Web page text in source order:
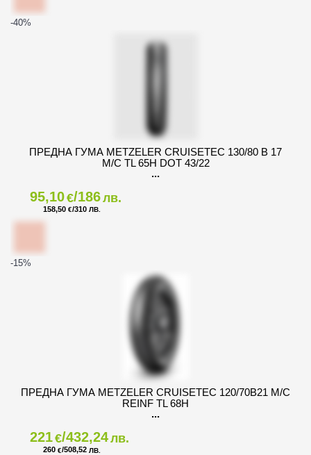
-40%
ПРЕДНА ГУМА METZELER CRUISETEC 130/80 B 17
M/C TL 65H DOT 43/22
95,10€/186лв.
158,50 €/310 ЛВ.
-15%
ПРЕДНА ГУМА METZELER CRUISETEC 120/70B21 M/C
REINF TL 68H
221€/432,24лв.
260 €/508,52 ЛВ.